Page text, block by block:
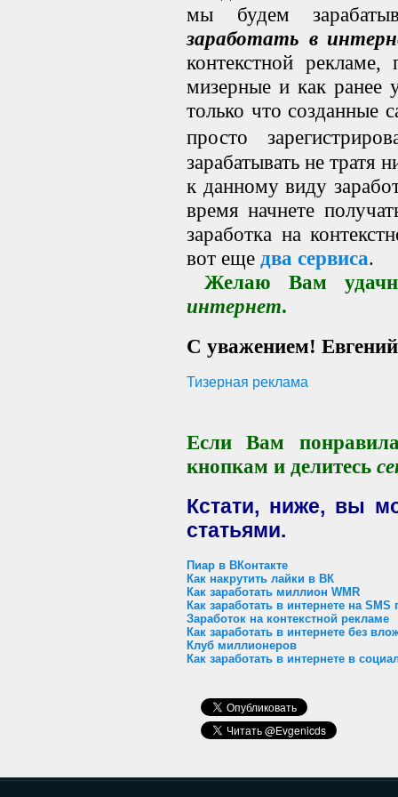
мы будем
заработать в
контекстной
мизерные и как ранее
только что созданные
просто
зарабатывать не тратя
к данному виду
время начнете
заработка на
вот еще два сервиса.
Желаю Вам
интернет.
С уважением!
Тизерная реклама
Если Вам
кнопкам и делитесь
Кстати, ниже, вы
статьями.
Пиар в ВКонтакте
Как накрутить лайки в ВК
Как заработать миллион WMR
Как заработать в интернете на SMS
Заработок на контекстной рекламе
Как заработать в интернете без
Клуб миллионеров
Как заработать в интернете в